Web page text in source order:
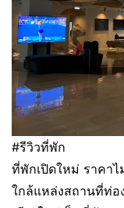
#รีวิวที่พัก
ที่พักเปิดใหม่ ราคา
ใกล้แหล่งสถานที่ท่อ